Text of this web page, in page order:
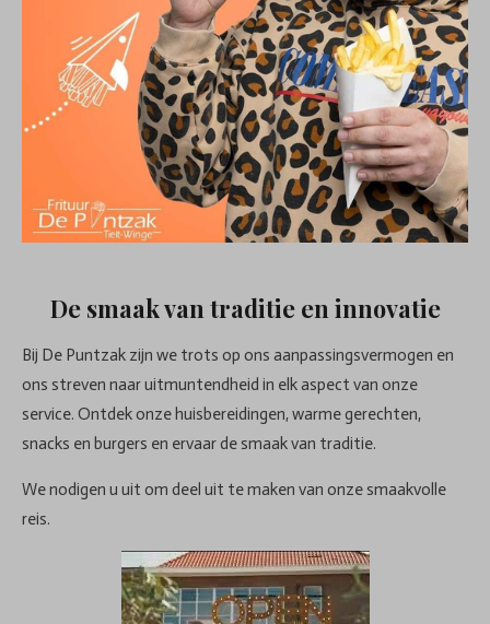
De smaak van traditie en innovatie
Bij De Puntzak zijn we trots op ons aanpassingsvermogen en
ons streven naar uitmuntendheid in elk aspect van onze
service. Ontdek onze huisbereidingen, warme gerechten,
snacks en burgers en ervaar de smaak van traditie.
We nodigen u uit om deel uit te maken van onze smaakvolle
reis.